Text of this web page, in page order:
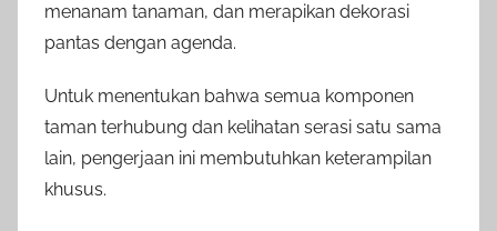
menanam tanaman, dan merapikan dekorasi
pantas dengan agenda.
Untuk menentukan bahwa semua komponen
taman terhubung dan kelihatan serasi satu sama
lain, pengerjaan ini membutuhkan keterampilan
khusus.